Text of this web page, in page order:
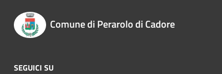
Comune di Perarolo di Cadore
SEGUICI SU